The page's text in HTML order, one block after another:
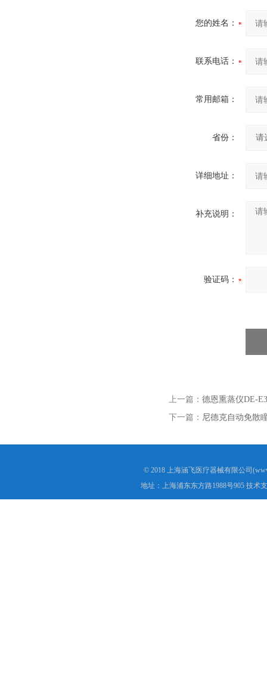
您的姓名：
联系电话：
常用邮箱：
省份：
详细地址：
补充说明：
验证码：
上一篇： 德恩熏蒸仪DE-
下一篇： 尼德克自动免散
© 2018 上海涵飞医疗器械有限公司
地址：上海浦东东方路1988号905 技术